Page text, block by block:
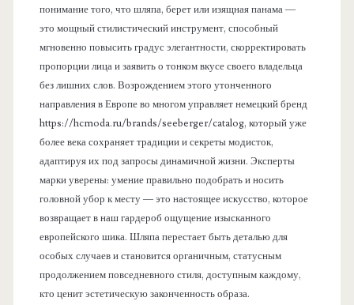
понимание того, что шляпа, берет или изящная панама —
это мощный стилистический инструмент, способный
мгновенно повысить градус элегантности, скорректировать
пропорции лица и заявить о тонком вкусе своего владельца
без лишних слов. Возрождением этого утонченного
направления в Европе во многом управляет немецкий бренд
https://hcmoda.ru/brands/seeberger/catalog, который уже
более века сохраняет традиции и секреты модисток,
адаптируя их под запросы динамичной жизни. Эксперты
марки уверены: умение правильно подобрать и носить
головной убор к месту — это настоящее искусство, которое
возвращает в наш гардероб ощущение изысканного
европейского шика. Шляпа перестает быть деталью для
особых случаев и становится органичным, статусным
продолжением повседневного стиля, доступным каждому,
кто ценит эстетическую законченность образа.